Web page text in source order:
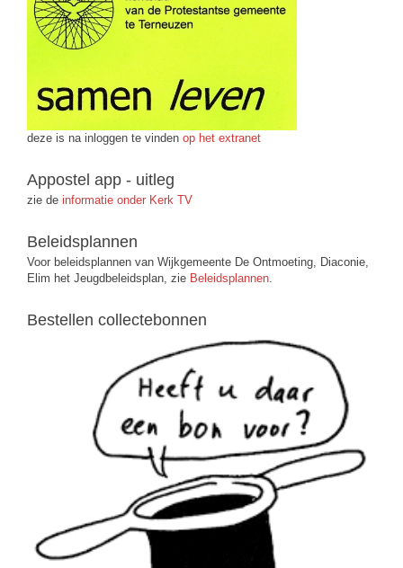
deze is na inloggen te vinden op het extranet
Appostel app - uitleg
zie de informatie onder Kerk TV
Beleidsplannen
Voor beleidsplannen van Wijkgemeente De Ontmoeting, Diaconie,
Elim het Jeugdbeleidsplan, zie Beleidsplannen.
Bestellen collectebonnen